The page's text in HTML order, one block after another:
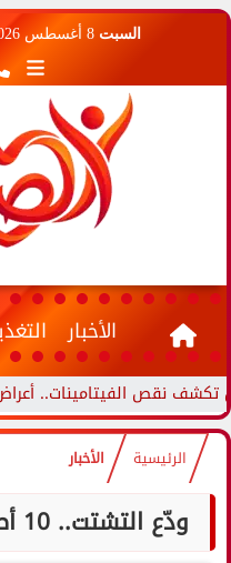
السبت 8 أغسطس 2026
الأخبار
أعراض
الرئيسية الأخبار
ودّع التشتت.. 10 أطعمة تقوّي عقلك فورًا